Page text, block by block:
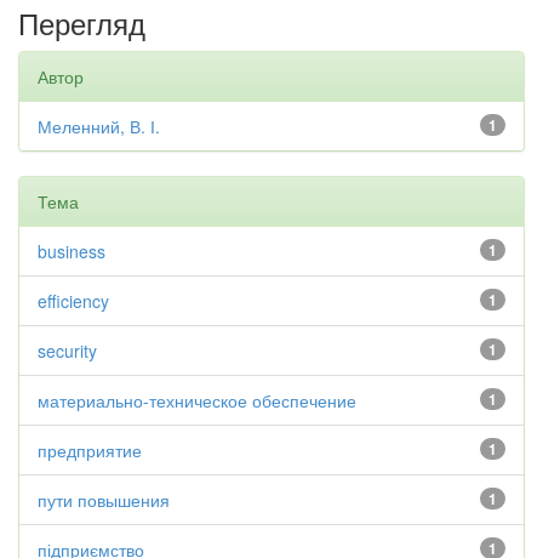
Перегляд
Автор
1
Меленний, В. І.
Тема
1
business
1
efficiency
1
security
1
материально-техническое обеспечение
1
предприятие
1
пути повышения
1
підприємство